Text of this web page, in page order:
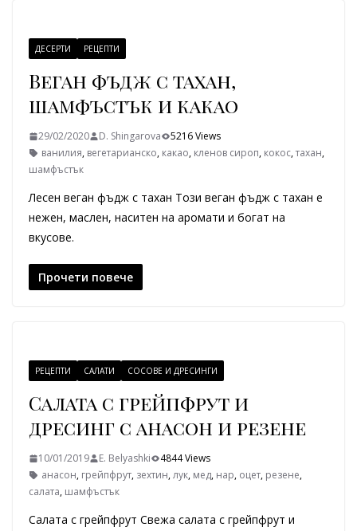
ДЕСЕРТИ РЕЦЕПТИ
Веган фъдж с тахан,
шамфъстък и какао
29/02/2020 D. Shingarova
5216 Views
ванилия, вегетарианско, какао, кленов сироп, кокос,тахан,
шамфъстък
Лесен веган фъдж с тахан Този веган фъдж с тахан е
нежен, маслен, наситен на аромати и богат на
вкусове.
Прочети повече
РЕЦЕПТИ САЛАТИ СОСОВЕ И ДРЕСИНГИ
Салата с грейпфрут и
дресинг с анасон и резене
10/01/2019 E. Belyashki
4844 Views
анасон, грейпфрут, зехтин,лук, мед, нар, оцет, резене,
салата, шамфъстък
Салата с грейпфрут Свежа салата с грейпфрут и